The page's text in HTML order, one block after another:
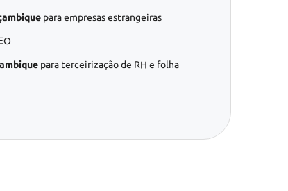
para empresas estrangeiras
para terceirização de RH e folha